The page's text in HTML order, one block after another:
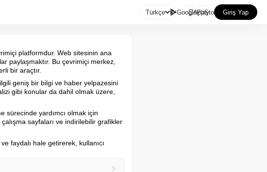
Türkçe GooglePlay
AppStore Giriş Yap
platformdur. Web sitesinin ana
paylaşmaktır. Bu çevrimiçi merkez,
bir araçtır.
geniş bir bilgi ve haber yelpazesini
gibi konular da dahil olmak üzere,
sürecinde yardımcı olmak için
sayfaları ve indirilebilir grafikler
faydalı hale getirerek, kullanıcı